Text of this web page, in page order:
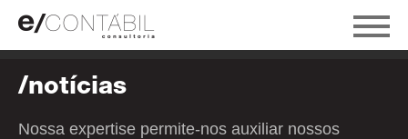
/notícias
Nossa expertise permite-nos auxiliar nossos